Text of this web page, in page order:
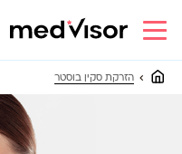
הזרקת סקין בוסטר